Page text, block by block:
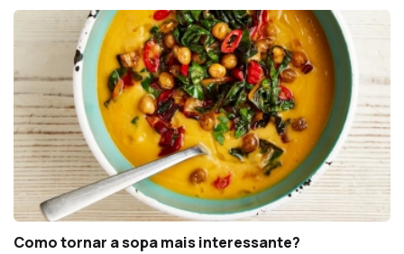
Como tornar a sopa mais interessante?